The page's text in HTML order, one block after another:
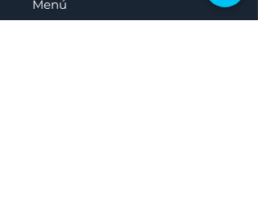
Menú